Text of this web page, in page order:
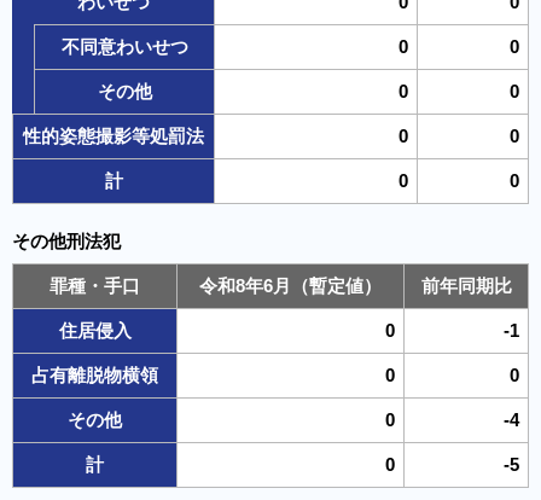
不同意わいせつ 0 0
その他 0 0
性的姿態撮影等処罰法 0 0
計 0 0
その他刑法犯
罪種・手口 令和8年6月（暫定値） 前年同期比
住居侵入 0 -1
占有離脱物横領 0 0
その他 0 -4
計 0 -5